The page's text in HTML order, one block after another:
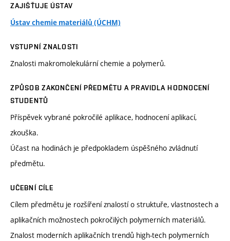
ZAJIŠŤUJE ÚSTAV
Ústav chemie materiálů (ÚCHM)
VSTUPNÍ ZNALOSTI
Znalosti makromolekulární chemie a polymerů.
ZPŮSOB ZAKONČENÍ PŘEDMĚTU A PRAVIDLA HODNOCENÍ
STUDENTŮ
Příspěvek vybrané pokročilé aplikace, hodnocení aplikací,
zkouška.
Účast na hodinách je předpokladem úspěšného zvládnutí
předmětu.
UČEBNÍ CÍLE
Cílem předmětu je rozšíření znalostí o struktuře, vlastnostech a
aplikačních možnostech pokročilých polymerních materiálů.
Znalost moderních aplikačních trendů high-tech polymerních